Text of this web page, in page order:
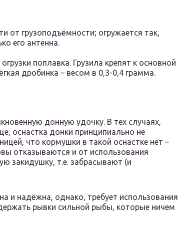
от грузоподъёмности; огружается так,
его антенна.
поплавка. Грузила крепят к основной
дробинка – весом в 0,3-0,4 грамма.
донную удочку. В тех случаях,
оснастка донки принципиально не
что кормушки в такой оснастке нет –
отказываются и от использования
закидушку, т.е. забрасывают (и
и надёжна, однако, требует использования
рывки сильной рыбы, которые ничем